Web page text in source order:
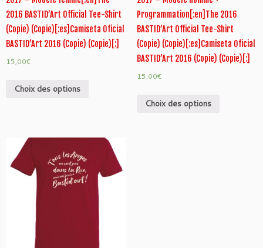
2016 BASTID’Art Official Tee-Shirt
(Copie) (Copie)[:es]Camiseta Oficial
BASTID’Art 2016 (Copie) (Copie)[:]
15,00€
Choix des options
Programmation[:en]The 2016
BASTID’Art Official Tee-Shirt
(Copie) (Copie)[:es]Camiseta Oficial
BASTID’Art 2016 (Copie) (Copie)[:]
15,00€
Choix des options